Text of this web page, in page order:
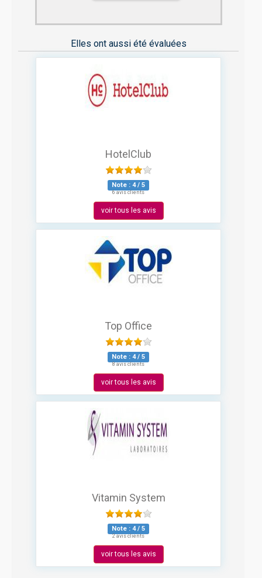
Elles ont aussi été évaluées
HotelClub
Note : 4/ 5
6 avis clients
voir tous les avis
Top Office
Note : 4/ 5
8 avis clients
voir tous les avis
Vitamin System
Note : 4/ 5
2 avis clients
voir tous les avis